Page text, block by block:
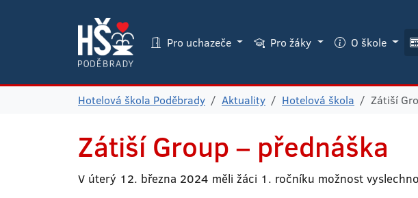
Pro uchazeče Pro žáky O škole
Hotelová škola Poděbrady Aktuality Hotelová škola Zátiší
Zátiší Group – přednáška
V úterý 12. března 2024 měli žáci 1. ročníku možnost